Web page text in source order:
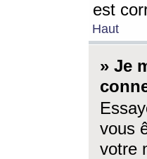
est
Haut
» Je
vous
votre